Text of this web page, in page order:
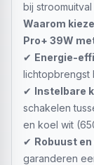
bij stroomuitval
Waarom
Pro+ 39W
✔ Energie-
lichtopbrengst
✔ Instelbare
schakelen
en koel wit
✔ Robuust
garanderen